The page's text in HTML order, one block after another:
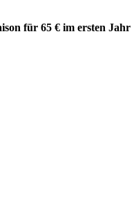
für 65 € im ersten Jahr